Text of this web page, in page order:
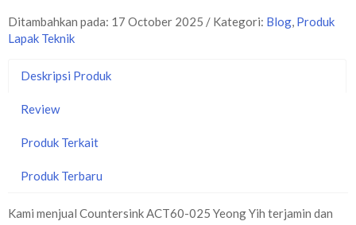
Ditambahkan pada: 17 October 2025 / Kategori: Blog, Produk
Lapak Teknik
Deskripsi Produk
Review
Produk Terkait
Produk Terbaru
Kami menjual Countersink ACT60-025 Yeong Yih terjamin dan